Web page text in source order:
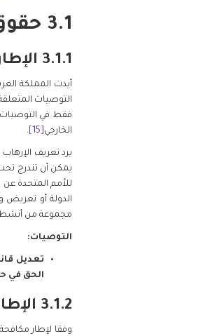
3.1 حقوق الإنسان في مجال مكافحة الإرهاب
3.1.1 الإطار القانوني
أيدت المملكة
التوصيات
فقط في التوصيات
الخارجي [15]
.
يرد تعريف الإرهاب في
يمكن أن تندرج
الدولة أو تعريض
مجموعة من أنشطة
التوصيات:
تعديل
الحق في
3.1.2 الإطار المؤسسي